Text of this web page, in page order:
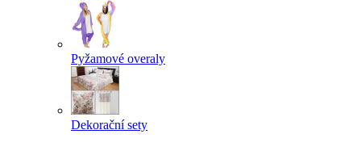
Pyžamové overaly
Dekorační sety